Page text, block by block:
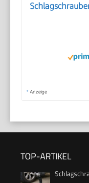
* Anzeige
TOP-ARTIKEL